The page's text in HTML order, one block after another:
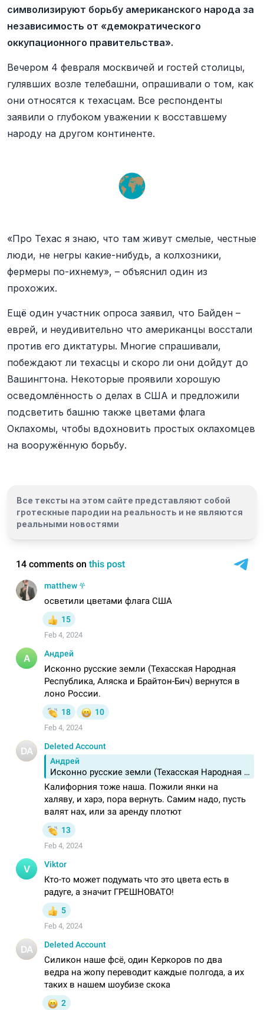
символизируют борьбу американского народа за
независимость от «демократического
оккупационного правительства».
Вечером 4 февраля москвичей и гостей столицы,
гулявших возле телебашни, опрашивали о том, как
они относятся к техасцам. Все респонденты
заявили о глубоком уважении к восставшему
народу на другом континенте.
«Про Техас я знаю, что там живут смелые, честные
люди, не негры какие-нибудь, а колхозники,
фермеры по-ихнему», – объяснил один из
прохожих.
Ещё один участник опроса заявил, что Байден –
еврей, и неудивительно что американцы восстали
против его диктатуры. Многие спрашивали,
побеждают ли техасцы и скоро ли они дойдут до
Вашингтона. Некоторые проявили хорошую
осведомлённость о делах в США и предложили
подсветить башню также цветами флага
Оклахомы, чтобы вдохновить простых оклахомцев
на вооружённую борьбу.
Все тексты на этом сайте представляют собой
гротескные пародии на реальность и не являются
реальными новостями